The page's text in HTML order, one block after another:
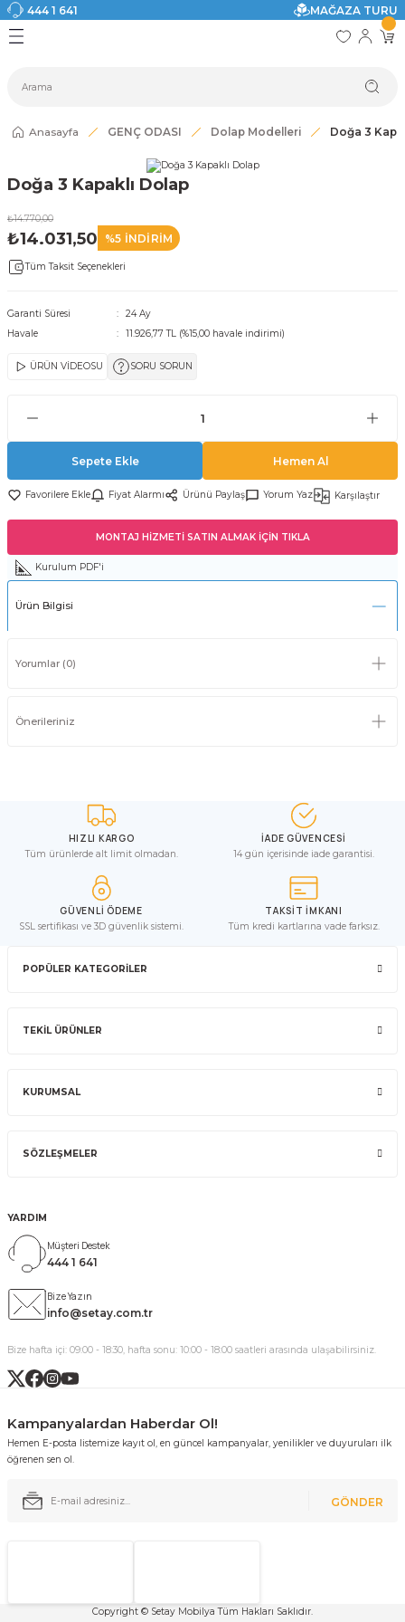
444 1 641
MAĞAZA TURU
Geri Dön
Geri Dön
Geri Dön
Geri Dön
Geri Dön
Geri Dön
Anasayfa GENÇ ODASI Dolap Modelleri Doğa 3
Doğa 3 Kapaklı Dolap
₺14.770,00
₺14.031,50 %5 İNDİRİM
Tüm Taksit Seçenekleri
Garanti Süresi
24 Ay
Havale
11.926,77 TL (%15,00 havale indirimi)
ÜRÜN VİDEOSU SORU SORUN
Sepete Ekle Hemen Al
Fiyat Alarmı Ürünü Paylaş Yorum Yaz Karşılaştır
MONTAJ HİZMETİ SATIN ALMAK İÇİN TIKLA
Kurulum PDF'i
Ürün Bilgisi
Yorumlar (0)
Önerileriniz
HIZLI KARGO
Tüm ürünlerde alt limit olmadan.
İADE GÜVENCESİ
14 gün içerisinde iade garantisi.
GÜVENLİ ÖDEME
SSL sertifikası ve 3D güvenlik sistemi.
TAKSİT İMKANI
Tüm kredi kartlarına vade farksız.
POPÜLER KATEGORİLER
TEKİL ÜRÜNLER
KURUMSAL
SÖZLEŞMELER
YARDIM
Müşteri Destek
444 1 641
Bize Yazın
info@setay.com.tr
Bize hafta içi: 09:00 - 18:30, hafta sonu: 10:00 - 18:00 saatleri arasında ulaşabilirsiniz.
Kampanyalardan Haberdar Ol!
Hemen E-posta listemize kayıt ol, en güncel kampanyalar, yenilikler ve duyuruları ilk
öğrenen sen ol.
GÖNDER
Copyright © Setay Mobilya Tüm Hakları Saklıdır.